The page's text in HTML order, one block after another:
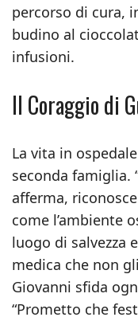
percorso di cura,
budino al
infusioni.
Il Coraggio di
La vita in
seconda famiglia.
afferma,
come l’ambiente
luogo di salvezza
medica che non
Giovanni sfida
“Prometto che